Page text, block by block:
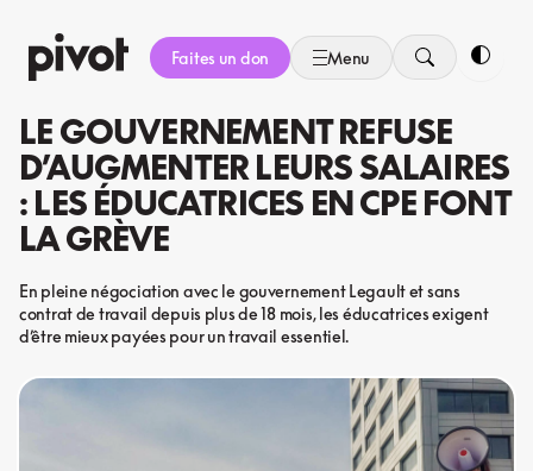
au
contenu
Faites un don Menu
LE GOUVERNEMENT REFUSE
D’AUGMENTER LEURS SALAIRES
: LES ÉDUCATRICES EN CPE FONT
LA GRÈVE
En pleine négociation avec le gouvernement Legault et sans
contrat de travail depuis plus de 18 mois, les éducatrices exigent
d’être mieux payées pour un travail essentiel.